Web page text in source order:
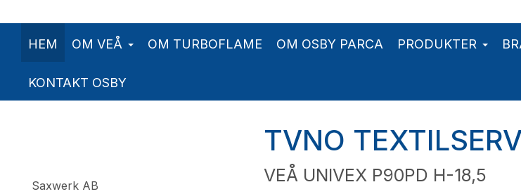
HEM OM VEÅ OM TURBOFLAME OM OSBY PARCA PRODUKTER
KONTAKT OSBY
Saxwerk AB
TVNO
VEÅ UNIVEX P90PD H-18,5